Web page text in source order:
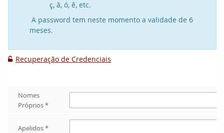
ç, ã, ó, ê, etc.
A password tem neste momento a validade de 6
meses.
 Recuperação de Credenciais
Nomes
Próprios*
Apelidos*